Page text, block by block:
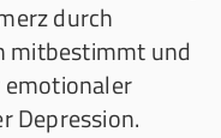
durch
mitbestimmt und
emotionaler
Depression.